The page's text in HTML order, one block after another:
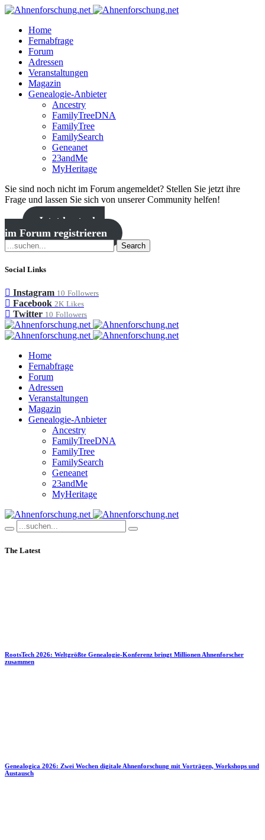
Home
Fernabfrage
Forum
Adressen
Veranstaltungen
Magazin
Genealogie-Anbieter
Ancestry
FamilyTreeDNA
FamilyTree
FamilySearch
Geneanet
23andMe
MyHeritage
Sie sind noch nicht im Forum angemeldet? Stellen Sie jetzt ihre
Frage und lassen Sie sich von unserer Community helfen!
Jetzt kostenlos
im Forum registrieren
Search
Social Links
Instagram 10 Followers
Facebook 2K Likes
Twitter 10 Followers
Home
Fernabfrage
Forum
Adressen
Veranstaltungen
Magazin
Genealogie-Anbieter
Ancestry
FamilyTreeDNA
FamilyTree
FamilySearch
Geneanet
23andMe
MyHeritage
The Latest
RootsTech 2026: Weltgrößte Genealogie-Konferenz bringt Millionen Ahnenforscher
zusammen
Genealogica 2026: Zwei Wochen digitale Ahnenforschung mit Vorträgen, Workshops und
Austausch